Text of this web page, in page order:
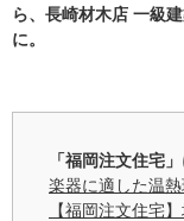
ら、長崎材木店 一級
に。
「福岡注文住宅
楽器に適した温
【福岡注文住宅